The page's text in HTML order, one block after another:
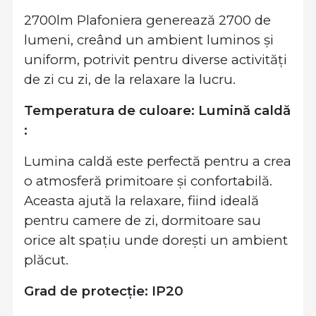
2700lm Plafoniera generează 2700 de
lumeni, creând un ambient luminos și
uniform, potrivit pentru diverse activități
de zi cu zi, de la relaxare la lucru.
Temperatura de culoare: Lumină caldă
:
Lumina caldă este perfectă pentru a crea
o atmosferă primitoare și confortabilă.
Aceasta ajută la relaxare, fiind ideală
pentru camere de zi, dormitoare sau
orice alt spațiu unde dorești un ambient
plăcut.
Grad de protecție: IP20